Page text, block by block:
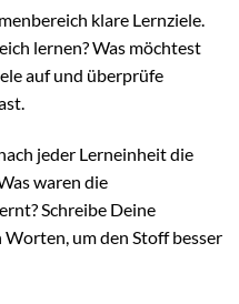
klare Lernziele.
lernen? Was möchtest
auf und überprüfe
jeder Lerneinheit die
waren die
Schreibe Deine
um den Stoff besser